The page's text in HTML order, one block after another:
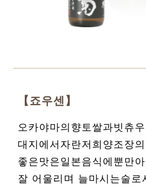
【죠우센】
오카야마의향토쌀과빗츄
대지에서자란저희양조장
좋은맛은일본음식에뿐만
잘 어울리며 늘마시는술로